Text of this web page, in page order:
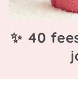
✨ 40